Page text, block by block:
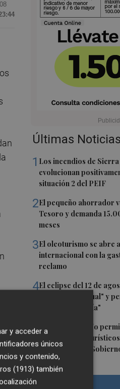
Últimas Noticias
1 Los incendios de
evolucionan
situación 2 del PEIF
2El pequeño ahorrador
Tesoro y demanda
meses
3El oleoturismo se abre
internacional con la
reclamo
4El eclipse del 12 de
espectáculo visual" y
perseidas "de día"
5 Marián Cano: "No
apartamentos
vivienda que el
y acceder a
únicos
y contenido,
(1913) también